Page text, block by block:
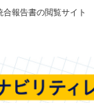
報告書の閲覧サイト